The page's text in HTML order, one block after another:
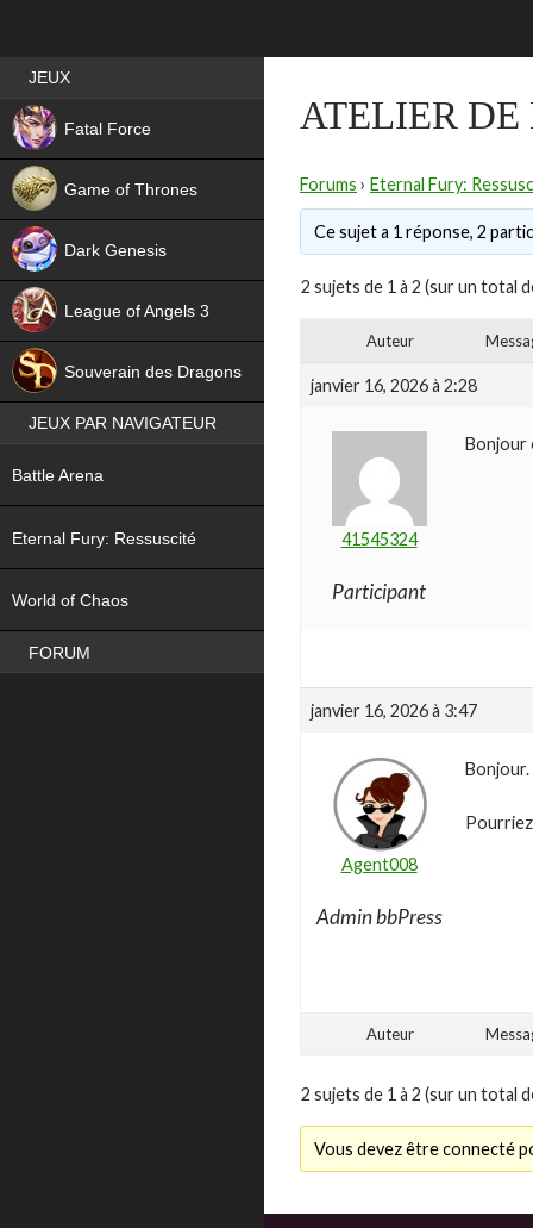
ATELIER
Forums › Eternal Fury:
Ce sujet a 1 réponse, 2
2 sujets de 1 à 2 (sur un total
Auteur
janvier 16, 2026 à 2:28
41545324
Participant
Bonjour
janvier 16, 2026 à 3:47
Agent008
Admin bbPress
Bonjour.
Auteur
2 sujets de 1 à 2 (sur un total
Vous devez être connecté
Best RPG games in France
JEUX
Fatal Force
Game of Thrones
Dark Genesis
League of Angels 3
Souverain des Dragons
JEUX PAR NAVIGATEUR
Battle Arena
Eternal Fury: Ressuscité
World of Chaos
FORUM